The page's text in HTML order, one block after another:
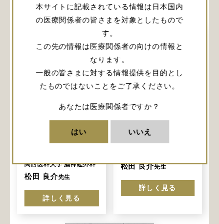
本サイトに記載されている情報は日本国内
の医療関係者の皆さまを対象としたもので
す。
この先の情報は医療関係者の向けの情報と
なります。
一般の皆さまに対する情報提供を目的とし
たものではないことをご了承ください。
あなたは医療関係者ですか？
はい いいえ
術を始める先生に
向けて伝えたいこ
と③ 〜術中神経
モニタリングにつ
関西医科大学 脳神経外科
松田 良介先生
詳しく見る
術を始める先生に
向けて伝えたいこ
と② 〜覚醒下手
術の実際〜
松田 良介先生
詳しく見る